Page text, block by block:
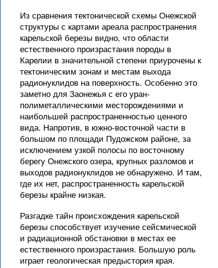
Из сравнения тектонической схемы Онежской
структуры с картами ареала распространения
карельской березы видно, что области
естественного произрастания породы в
Карелии в значительной степени приурочены к
тектоническим зонам и местам выхода
радионуклидов на поверхность. Особенно это
заметно для Заонежья с его уран-
полиметаллическими месторождениями и
наибольшей распространенностью ценного
вида. Напротив, в южно-восточной части в
большом по площади Пудожском районе, за
исключением узкой полосы по восточному
берегу Онежского озера, крупных разломов и
выходов радионуклидов не обнаружено. И там,
где их нет, распространенность карельской
березы крайне низкая.
Разгадке тайн происхождения карельской
березы способствует изучение сейсмической
и радиационной обстановки в местах ее
естественного произрастания. Большую роль
играет геологическая предыстория края.